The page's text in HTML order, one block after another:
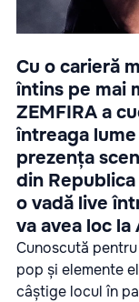
Cu o carieră
întins pe mai
ZEMFIRA a
întreaga
prezența
din Republica
o vadă live
va avea loc la
Cunoscută
pop și elemente
câștige locul în